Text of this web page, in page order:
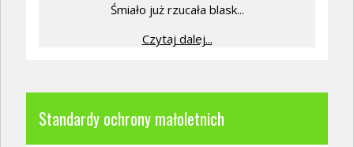
Śmiało już rzucała blask...
Czytaj dalej...
Standardy ochrony małoletnich